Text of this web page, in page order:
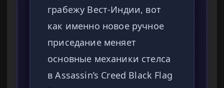
грабежу Вест-Индии, вот
как именно новое ручное
приседание меняет
основные механики стелса
в Assassin’s Creed Black Flag